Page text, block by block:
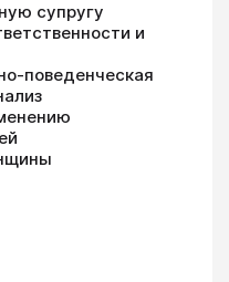
супругу
и
поведенческая